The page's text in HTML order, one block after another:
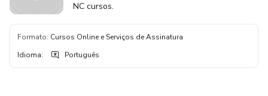
NC cursos.
Formato: Cursos Online e Serviços de Assinatura
Idioma: Português